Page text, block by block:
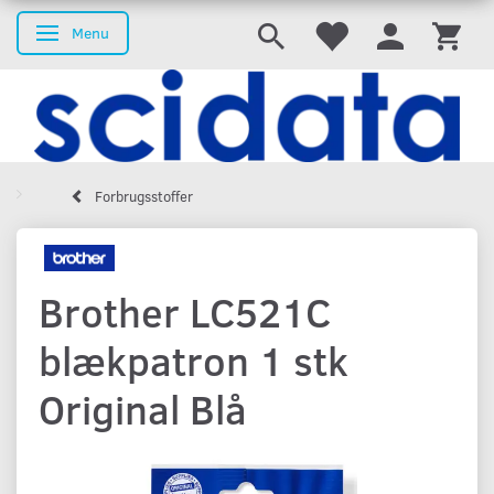
Skifte navigation
Menu
Forbrugsstoffer
Brother LC521C
blækpatron 1 stk
Original Blå